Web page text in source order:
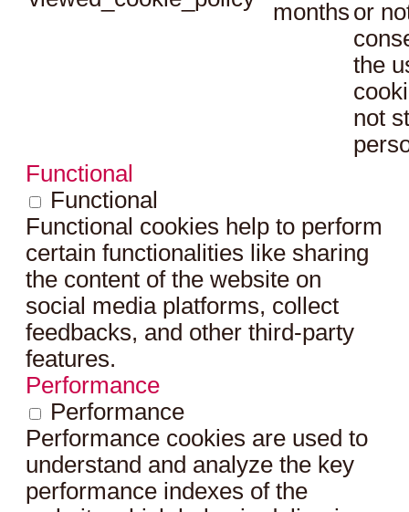
months or
the
not
Functional
Functional
Functional cookies help to perform
certain functionalities like sharing
the content of the website on
social media platforms, collect
feedbacks, and other third-party
features.
Performance
Performance
Performance cookies are used to
understand and analyze the key
performance indexes of the